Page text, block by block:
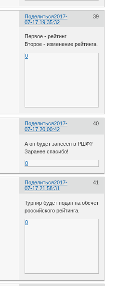
Поделиться 39
2017-
07-17 19:35:32
Первое - рейтинг
Второе - изменение рейтинга.
0
Поделиться 40
2017-
07-17 20:00:42
А он будет занесён в РШФ?
Заранее спасибо!
0
Поделиться 41
2017-
07-17 21:58:31
Турнир будет подан на обсчет
российского рейтинга.
0